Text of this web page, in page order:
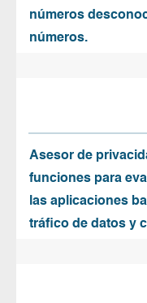
números
números.
Asesor de
funciones para
las aplicaciones
tráfico de datos y